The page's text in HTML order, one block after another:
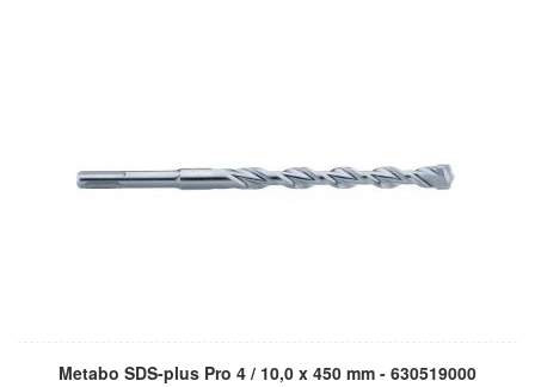
Metabo SDS-plus Pro 4 / 10,0 x 450 mm - 630519000